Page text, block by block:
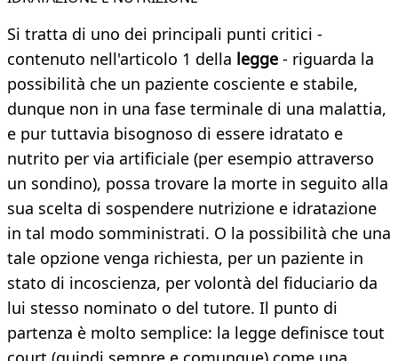
Si tratta di uno dei principali punti critici -
contenuto nell'articolo 1 della legge - riguarda la
possibilità che un paziente cosciente e stabile,
dunque non in una fase terminale di una malattia,
e pur tuttavia bisognoso di essere idratato e
nutrito per via artificiale (per esempio attraverso
un sondino), possa trovare la morte in seguito alla
sua scelta di sospendere nutrizione e idratazione
in tal modo somministrati. O la possibilità che una
tale opzione venga richiesta, per un paziente in
stato di incoscienza, per volontà del fiduciario da
lui stesso nominato o del tutore. Il punto di
partenza è molto semplice: la legge definisce tout